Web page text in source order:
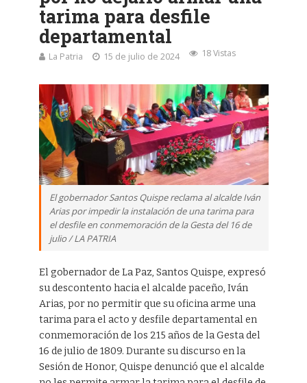
tarima para desfile
departamental
La Patria 15 de julio de 2024 18 Vistas
El gobernador Santos Quispe reclama al alcalde Iván
Arias por impedir la instalación de una tarima para
el desfile en conmemoración de la Gesta del 16 de
julio / LA PATRIA
El gobernador de La Paz, Santos Quispe, expresó
su descontento hacia el alcalde paceño, Iván
Arias, por no permitir que su oficina arme una
tarima para el acto y desfile departamental en
conmemoración de los 215 años de la Gesta del
16 de julio de 1809. Durante su discurso en la
Sesión de Honor, Quispe denunció que el alcalde